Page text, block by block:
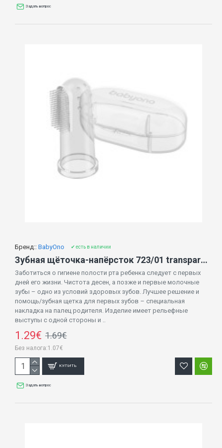
Задать вопрос
Бренд:: BabyOno ✔ есть в наличии
Зубная щёточка-напёрсток 723/01 transparent
Заботиться о гигиене полости рта ребенка следует с первых
дней его жизни. Чистота десен, а позже и первые молочные
зубы – одно из условий здоровых зубов. Лучшее решение и
помощь/зубная щетка для первых зубов – специальная
накладка на палец родителя. Изделие имеет рельефные
выступы с одной стороны и ..
1.29€ 1.69€
Без налога:1.07€
КУПИТЬ
Задать вопрос